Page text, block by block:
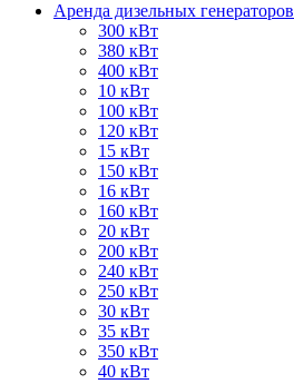
Аренда дизельных генераторов
300 кВт
380 кВт
400 кВт
10 кВт
100 кВт
120 кВт
15 кВт
150 кВт
16 кВт
160 кВт
20 кВт
200 кВт
240 кВт
250 кВт
30 кВт
35 кВт
350 кВт
40 кВт